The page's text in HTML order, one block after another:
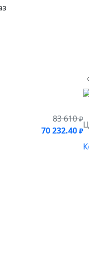
83 610₽
70 232.40 ₽